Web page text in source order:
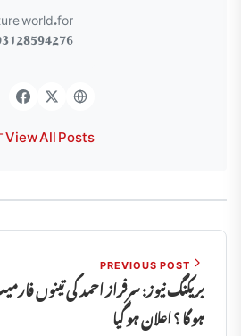
world.for
View All Posts
PREVIOUS POST
بریکنگ نیوز: سرفراز احمد کی تینوں
ہو گا ؟ اعلان ہو گیا